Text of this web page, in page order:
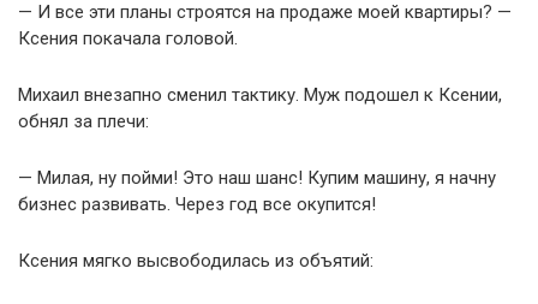
— И все эти планы строятся на продаже моей квартиры? —
Ксения покачала головой.
Михаил внезапно сменил тактику. Муж подошел к Ксении,
обнял за плечи:
— Милая, ну пойми! Это наш шанс! Купим машину, я начну
бизнес развивать. Через год все окупится!
Ксения мягко высвободилась из объятий: